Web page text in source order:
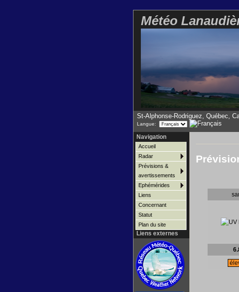
Météo
St-Alphonse-Rodriguez, Québec,
Langue:
Navigation
Accueil
Radar
Prévisions &
avertissements
Ephémérides
Liens
Concernant
Statut
Plan du site
Liens externes